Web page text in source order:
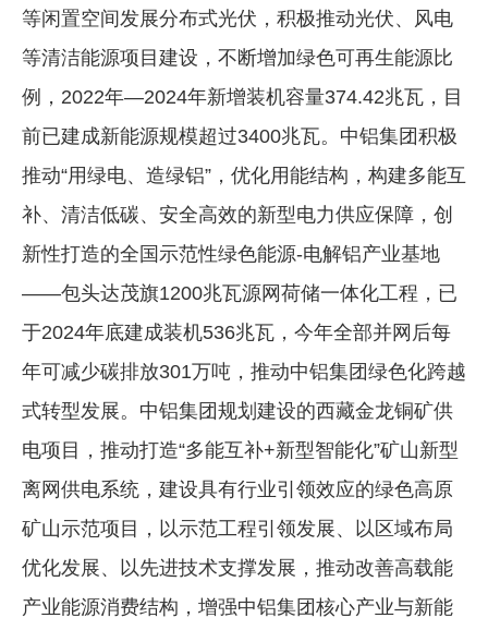
等闲置空间发展分布式光伏，积极推动光伏、风电
等清洁能源项目建设，不断增加绿色可再生能源比
例，2022年—2024年新增装机容量374.42兆瓦，目
前已建成新能源规模超过3400兆瓦。中铝集团积极
推动“用绿电、造绿铝”，优化用能结构，构建多能互
补、清洁低碳、安全高效的新型电力供应保障，创
新性打造的全国示范性绿色能源-电解铝产业基地
——包头达茂旗1200兆瓦源网荷储一体化工程，已
于2024年底建成装机536兆瓦，今年全部并网后每
年可减少碳排放301万吨，推动中铝集团绿色化跨越
式转型发展。中铝集团规划建设的西藏金龙铜矿供
电项目，推动打造“多能互补+新型智能化”矿山新型
离网供电系统，建设具有行业引领效应的绿色高原
矿山示范项目，以示范工程引领发展、以区域布局
优化发展、以先进技术支撑发展，推动改善高载能
产业能源消费结构，增强中铝集团核心产业与新能